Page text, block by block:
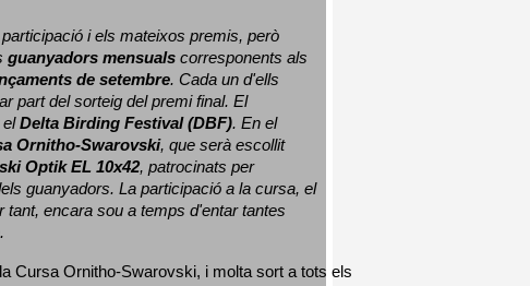
i els mateixos premis, però
guanyadors mensuals corresponents als
de setembre. Cada un d'ells
part del sorteig del premi final.
El
el Delta Birding Festival (DBF). En el
Ornitho-Swarovski, que serà escollit
Optik EL 10x42, patrocinats per
guanyadors. La participació a la cursa, el
encara sou a temps d'entar tantes
Cursa Ornitho-Swarovski, i molta sort a tots els